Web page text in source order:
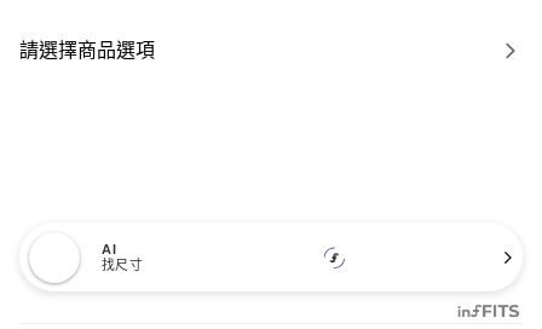
請選擇商品選項
AI
找尺寸